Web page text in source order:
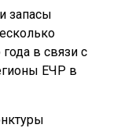
запасы
в связи с
ЕЧР в